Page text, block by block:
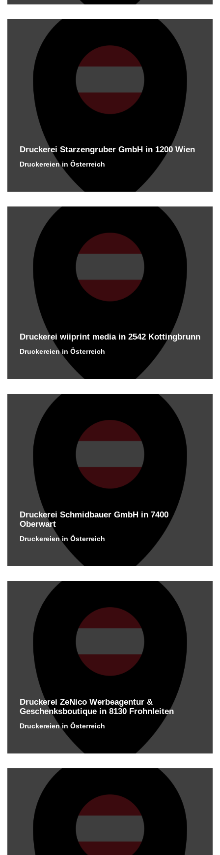
Druckerei Starzengruber GmbH in 1200 Wien
Druckereien in Österreich
Druckerei wiiprint media in 2542 Kottingbrunn
Druckereien in Österreich
Druckerei Schmidbauer GmbH in 7400
Oberwart
Druckereien in Österreich
Druckerei ZeNico Werbeagentur &
Geschenksboutique in 8130 Frohnleiten
Druckereien in Österreich